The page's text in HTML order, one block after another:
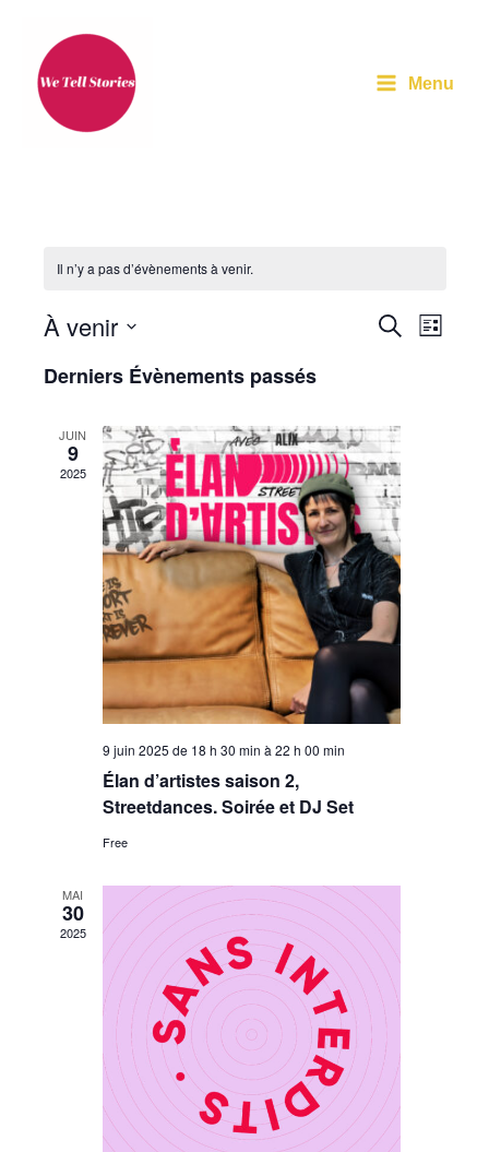
contenu
Menu
Il n’y a pas d’évènements à venir.
Recherche
vues
Évènements
Recherche
Liste
À venir
Derniers Évènements passés
JUIN
9
2025
9 juin 2025 de 18 h 30 min à 22 h 00 min
Élan d’artistes saison 2,
Streetdances. Soirée et DJ Set
Free
MAI
30
2025